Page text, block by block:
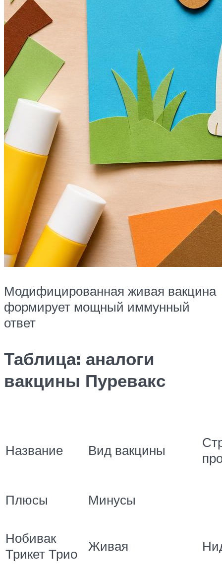
Модифицированная живая вакцина
формирует мощный иммунный
ответ
Таблица: аналоги
вакцины Пуревакс
Название Вид вакцины
Плюсы Минусы
Нобивак
Трикет Трио
Живая